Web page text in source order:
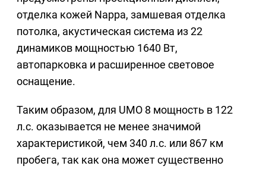
отделка кожей Nappa, замшевая отделка
потолка, акустическая система из 22
динамиков мощностью 1640 Вт,
автопарковка и расширенное световое
оснащение.
Таким образом, для UMO 8 мощность в 122
л.с. оказывается не менее значимой
характеристикой, чем 340 л.с. или 867 км
пробега, так как она может существенно